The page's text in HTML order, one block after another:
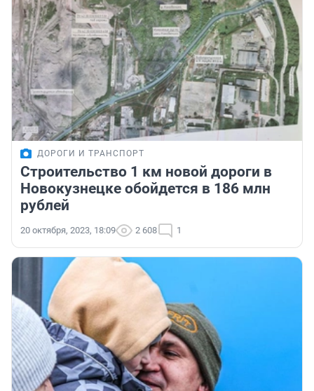
ДОРОГИ И ТРАНСПОРТ
Строительство 1 км новой дороги в
Новокузнецке обойдется в 186 млн
рублей
20 октября, 2023, 18:09 2 608 1